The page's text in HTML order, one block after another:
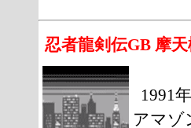
忍者龍剣伝GB 摩
1991
アマゾ